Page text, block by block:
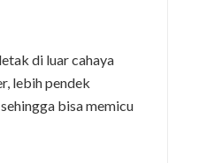
di luar cahaya
lebih pendek
bisa memicu